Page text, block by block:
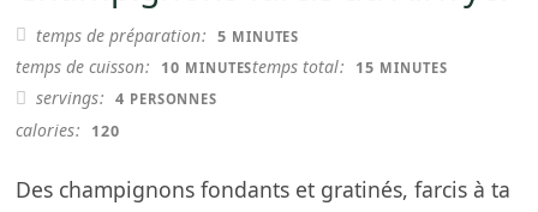
temps de préparation 5 MINUTES
MINUTES
temps de cuisson 10 MINUTES
MINUTEStemps total 15 MINUTES
MINUTES
servings 4 PERSONNES
calories 120
Des champignons fondants et gratinés, farcis à ta